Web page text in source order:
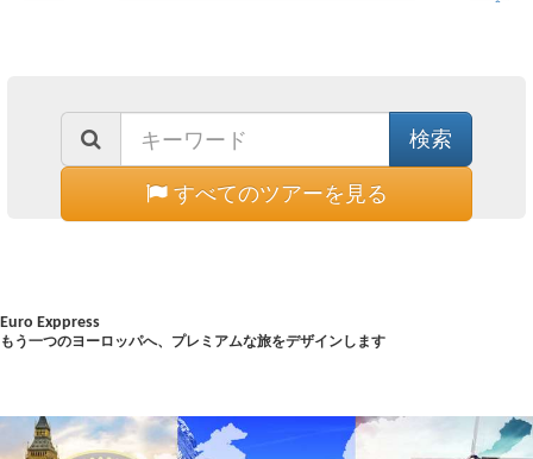
すべてのツアーを見る
Euro Exppress
もう一つのヨーロッパへ、プレミアムな旅をデザインします